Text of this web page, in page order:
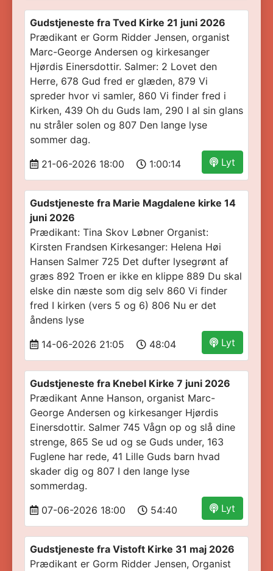
Gudstjeneste fra Tved Kirke 21 juni 2026
Prædikant er Gorm Ridder Jensen, organist
Marc-George Andersen og kirkesanger
Hjørdis Einersdottir. Salmer: 2 Lovet den
Herre, 678 Gud fred er glæden, 879 Vi
spreder hvor vi samler, 860 Vi finder fred i
Kirken, 439 Oh du Guds lam, 290 I al sin glans
nu stråler solen og 807 Den lange lyse
sommer dag.
Lyt
21-06-2026 18:00 1:00:14
Gudstjeneste fra Marie Magdalene kirke 14
juni 2026
Prædikant: Tina Skov Løbner Organist:
Kirsten Frandsen Kirkesanger: Helena Høi
Hansen Salmer 725 Det dufter lysegrønt af
græs 892 Troen er ikke en klippe 889 Du skal
elske din næste som dig selv 860 Vi finder
fred I kirken (vers 5 og 6) 806 Nu er det
åndens lyse
Lyt
14-06-2026 21:05 48:04
Gudstjeneste fra Knebel Kirke 7 juni 2026
Prædikant Anne Hanson, organist Marc-
George Andersen og kirkesanger Hjørdis
Einersdottir. Salmer 745 Vågn op og slå dine
strenge, 865 Se ud og se Guds under, 163
Fuglene har rede, 41 Lille Guds barn hvad
skader dig og 807 I den lange lyse
sommerdag.
Lyt
07-06-2026 18:00 54:40
Gudstjeneste fra Vistoft Kirke 31 maj 2026
Prædikant er Gorm Ridder Jensen, Organist